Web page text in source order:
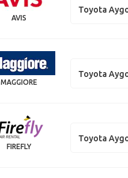
AVIS
Toyota
MAGGIORE
Toyota
FIREFLY
Toyota